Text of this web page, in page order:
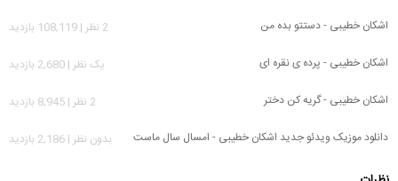
اشکان خطیبی - دستتو بده من
2 نظر | 108,119 بازدید
اشکان خطیبی - پرده ی نقره ای
يک نظر | 2,680 بازدید
اشکان خطیبی - گریه کن دختر
2 نظر | 8,945 بازدید
دانلود موزیک ویدئو جدید اشکان خطیبی - امسال سال ماست
بدون نظر | 2,186 بازدید